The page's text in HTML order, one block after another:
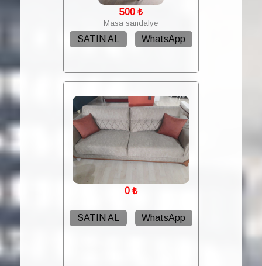
500₺
Masa sandalye
SATIN AL WhatsApp
0₺
SATIN AL WhatsApp